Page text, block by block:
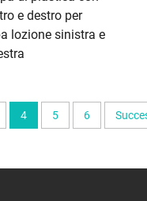
e destro per
lozione sinistra e
4 5 6